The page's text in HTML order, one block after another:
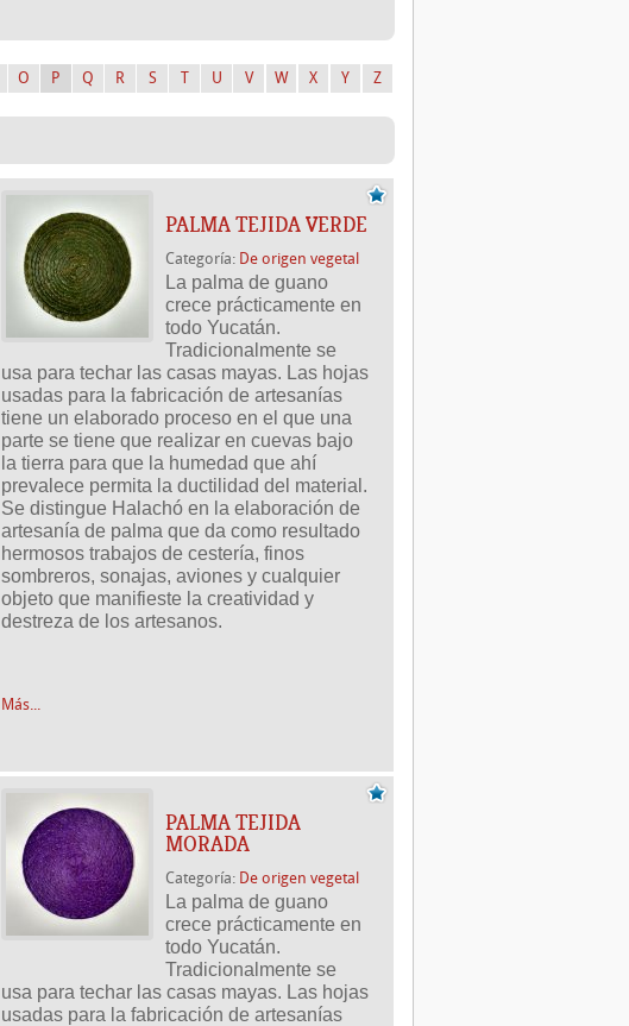
O P Q R S T U V W X Y Z
PALMA TEJIDA VERDE
Categoría: De origen vegetal
La palma de guano
crece prácticamente en
todo Yucatán.
Tradicionalmente se
usa para techar las casas mayas. Las hojas
usadas para la fabricación de artesanías
tiene un elaborado proceso en el que una
parte se tiene que realizar en cuevas bajo
la tierra para que la humedad que ahí
prevalece permita la ductilidad del material.
Se distingue Halachó en la elaboración de
artesanía de palma que da como resultado
hermosos trabajos de cestería, finos
sombreros, sonajas, aviones y cualquier
objeto que manifieste la creatividad y
destreza de los artesanos.
Más...
PALMA TEJIDA
MORADA
Categoría: De origen vegetal
La palma de guano
crece prácticamente en
todo Yucatán.
Tradicionalmente se
usa para techar las casas mayas. Las hojas
usadas para la fabricación de artesanías